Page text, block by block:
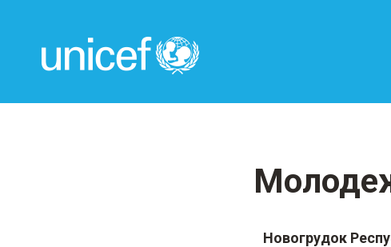
UNICEF
Новогрудок